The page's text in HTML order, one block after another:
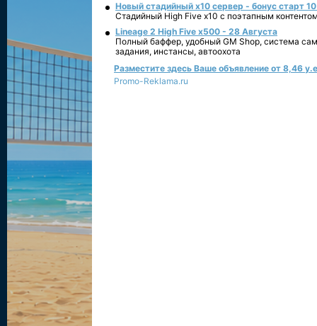
Новый стадийный х10 сервер - бонус старт
Стадийный High Five x10 с поэтапным
Lineage 2 High Five x500 - 28 Августа
Полный баффер, удобный GM Shop, система
задания, инстансы, автоохота
Разместите здесь Ваше объявление от 8,46
Promo-Reklama.ru